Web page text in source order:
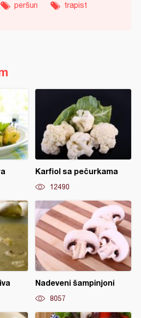
peršun
trapist
Karfiol sa pečurkama
12490
Nadeveni šampinjoni
8057